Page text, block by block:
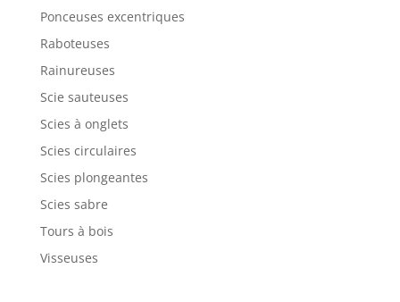
Ponceuses excentriques
Raboteuses
Rainureuses
Scie sauteuses
Scies à onglets
Scies circulaires
Scies plongeantes
Scies sabre
Tours à bois
Visseuses